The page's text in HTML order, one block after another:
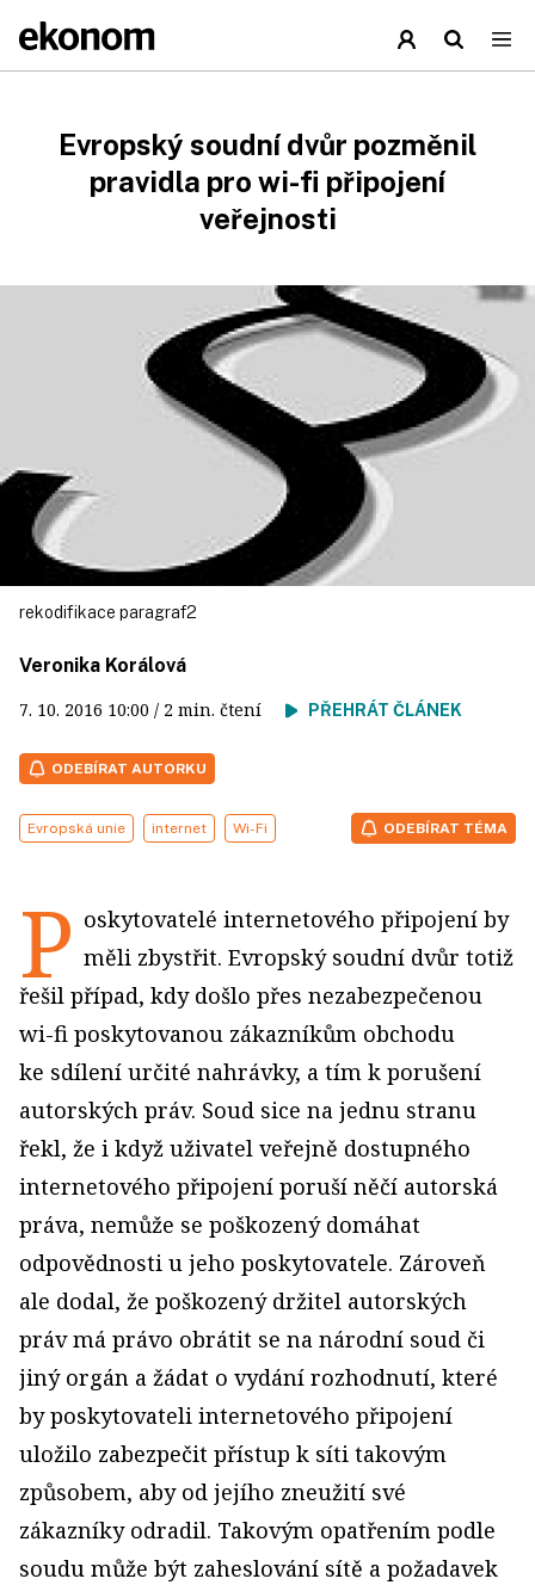
Evropský soudní dvůr pozměnil
pravidla pro wi-fi připojení
veřejnosti
rekodifikace paragraf2
Veronika Korálová
7. 10. 2016 10:00 / 2 min. čtení PŘEHRÁT ČLÁNEK
ODEBÍRAT AUTORKU
Evropská unie internet Wi-Fi ODEBÍRAT TÉMA
P oskytovatelé internetového připojení by
měli zbystřit. Evropský soudní dvůr totiž
řešil případ, kdy došlo přes nezabezpečenou
wi-fi poskytovanou zákazníkům obchodu
ke sdílení určité nahrávky, a tím k porušení
autorských práv. Soud sice na jednu stranu
řekl, že i když uživatel veřejně dostupného
internetového připojení poruší něčí autorská
práva, nemůže se poškozený domáhat
odpovědnosti u jeho poskytovatele. Zároveň
ale dodal, že poškozený držitel autorských
práv má právo obrátit se na národní soud či
jiný orgán a žádat o vydání rozhodnutí, které
by poskytovateli internetového připojení
uložilo zabezpečit přístup k síti takovým
způsobem, aby od jejího zneužití své
zákazníky odradil. Takovým opatřením podle
soudu může být zaheslování sítě a požadavek